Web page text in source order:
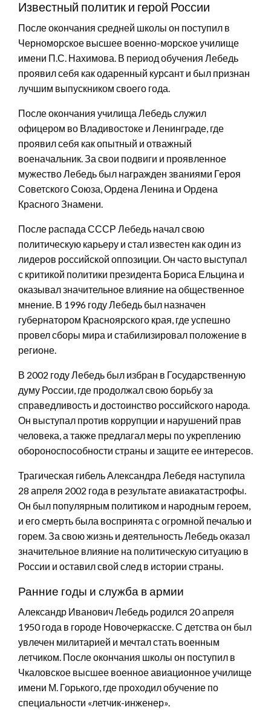
Известный политик и герой России
После окончания средней школы он поступил в
Черноморское высшее военно-морское училище
имени П.С. Нахимова. В период обучения Лебедь
проявил себя как одаренный курсант и был признан
лучшим выпускником своего года.
После окончания училища Лебедь служил
офицером во Владивостоке и Ленинграде, где
проявил себя как опытный и отважный
военачальник. За свои подвиги и проявленное
мужество Лебедь был награжден званиями Героя
Советского Союза, Ордена Ленина и Ордена
Красного Знамени.
После распада СССР Лебедь начал свою
политическую карьеру и стал известен как один из
лидеров российской оппозиции. Он часто выступал
с критикой политики президента Бориса Ельцина и
оказывал значительное влияние на общественное
мнение. В 1996 году Лебедь был назначен
губернатором Красноярского края, где успешно
провел сборы мира и стабилизировал положение в
регионе.
В 2002 году Лебедь был избран в Государственную
думу России, где продолжал свою борьбу за
справедливость и достоинство российского народа.
Он выступал против коррупции и нарушений прав
человека, а также предлагал меры по укреплению
обороноспособности страны и защите ее интересов.
Трагическая гибель Александра Лебедя наступила
28 апреля 2002 года в результате авиакатастрофы.
Он был популярным политиком и народным героем,
и его смерть была воспринята с огромной печалью и
горем. За свою жизнь и деятельность Лебедь оказал
значительное влияние на политическую ситуацию в
России и оставил свой след в истории страны.
Ранние годы и служба в армии
Александр Иванович Лебедь родился 20 апреля
1950 года в городе Новочеркасске. С детства он был
увлечен милитарией и мечтал стать военным
летчиком. После окончания школы он поступил в
Чкаловское высшее военное авиационное училище
имени М. Горького, где проходил обучение по
специальности «летчик-инженер».